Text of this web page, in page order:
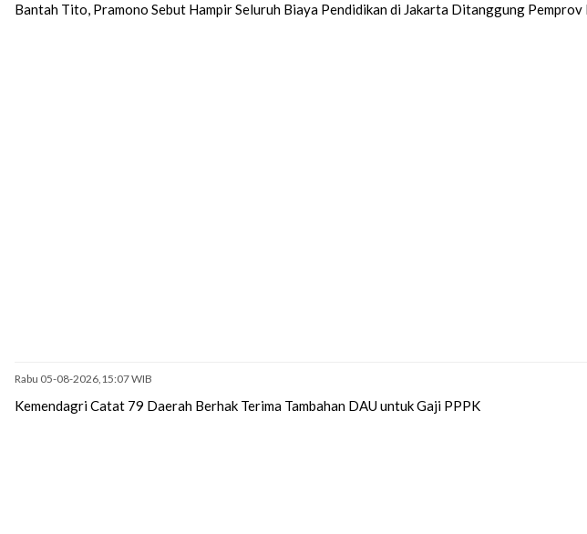
Bantah Tito, Pramono Sebut Hampir Seluruh Biaya Pendidikan di Jakarta Ditanggung Pemprov
Rabu 05-08-2026,15:07 WIB
Kemendagri Catat 79 Daerah Berhak Terima Tambahan DAU untuk Gaji PPPK